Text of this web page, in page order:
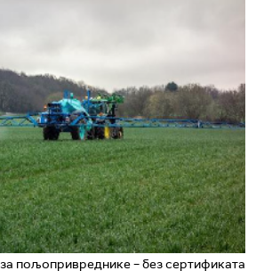
пољопривреднике – без сертификата